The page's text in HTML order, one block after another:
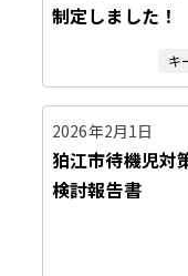
制定しました！
キ
2026年2月1日
狛江市待機児対
検討報告書